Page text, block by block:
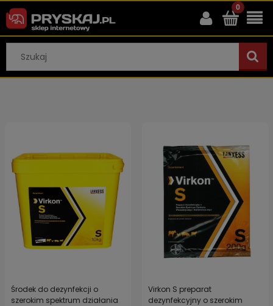
Środek do dezynfekcji o
szerokim spektrum działania
Virkon S preparat
dezynfekcyjny o szerokim